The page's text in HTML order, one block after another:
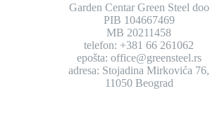
Garden Centar Green Steel doo
PIB 104667469
MB 20211458
telefon: +381 66 261062
epošta: office@greensteel.rs
adresa: Stojadina Mirkovića 76,
11050 Beograd